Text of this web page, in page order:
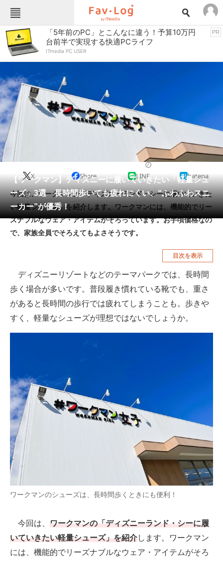
Fav-Logカテゴリー一覧
TOP アウトドア用品
インテリア・収納 おもちゃ・ホビー
カメラ
キッチン用品
コンテンツ・サービス スイーツ・お菓子
スポーツ・レジャー
パソコン・タブレット ファッション
ペット 家電
工具・DIY 本・DVD・CD
生活家電 生活用品
空調・季節家電 美容・コスメ
釣り具・釣り用品 食品・飲料・お酒
メディア
スマホと通信の最新トレンド
進化するPCとデバイスの未来
好きが集まる 比べて選べる
マーケ×ITの今がよく分かる
ITエンジニア向け専門サイト
「5年前のPC」とこんなに違う！予算10万円
台前半で実現する快適PCライフ
ITmedia PC USER
PR
【ワークマン】ディズニーに履いていきたい「軽量シュ
ーズ」3選 長時間歩いても疲れにくい、“ふわふわスニ
ーカー”が優秀！
X Share LINE hatena
今回は、ワークマンの「ディズニーランド・シーに履いていきた
い軽量シューズ」を紹介します。ワークマンには、機能的でリー
ズナブルなウェア・アイテムがそろっています。お手頃価格なの
で、家族全員でそろえてもよさそうです。
目次を表示
ディズニーリゾートなどのテーマパークでは、長時間
歩く場合が多いです。普段履き慣れている靴でも、重さ
があると長時間の歩行では疲れてしまうことも。歩きや
すく、軽量なシューズが理想ではないでしょうか。
ワークマンのシューズは、長時間歩くときにも便利！
今回は、 ワークマンの「ディズニーランド・シーに履
いていきたい軽量シューズ」を紹介します。ワークマン
には、機能的でリーズナブルなウェア・アイテムがそろ